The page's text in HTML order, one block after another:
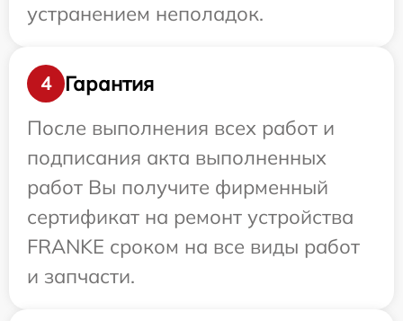
устранением неполадок.
4
Гарантия
После выполнения всех работ и
подписания акта выполненных
работ Вы получите фирменный
сертификат на ремонт устройства
FRANKE сроком на все виды работ
и запчасти.